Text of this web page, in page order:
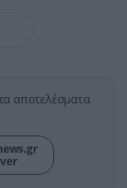
αποτελέσματα